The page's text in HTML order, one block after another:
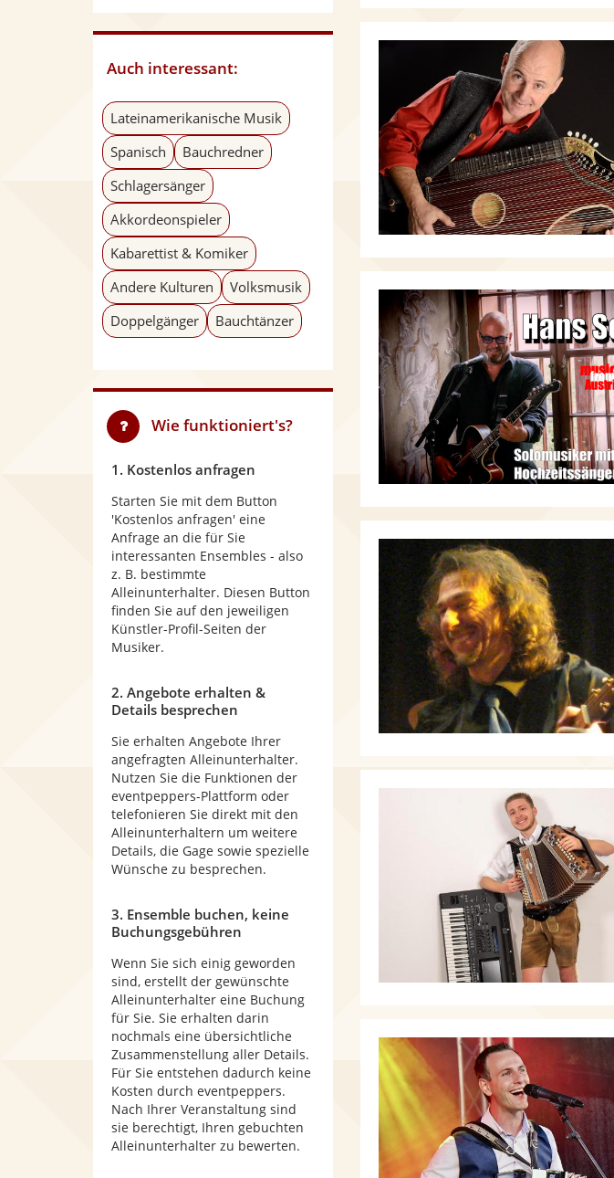
Auch interessant:
Lateinamerikanische Musik
Spanisch
Bauchredner
Schlagersänger
Akkordeonspieler
Kabarettist & Komiker
Andere Kulturen
Volksmusik
Doppelgänger
Bauchtänzer
Wie funktioniert's?
1. Kostenlos anfragen
Starten Sie mit dem Button
'Kostenlos anfragen' eine
Anfrage an die für Sie
interessanten Ensembles - also
z. B. bestimmte
Alleinunterhalter. Diesen Button
finden Sie auf den jeweiligen
Künstler-Profil-Seiten der
Musiker.
2. Angebote erhalten &
Details besprechen
Sie erhalten Angebote Ihrer
angefragten Alleinunterhalter.
Nutzen Sie die Funktionen der
eventpeppers-Plattform oder
telefonieren Sie direkt mit den
Alleinunterhaltern um weitere
Details, die Gage sowie spezielle
Wünsche zu besprechen.
3. Ensemble buchen, keine
Buchungsgebühren
Wenn Sie sich einig geworden
sind, erstellt der gewünschte
Alleinunterhalter eine Buchung
für Sie. Sie erhalten darin
nochmals eine übersichtliche
Zusammenstellung aller Details.
Für Sie entstehen dadurch keine
Kosten durch eventpeppers.
Nach Ihrer Veranstaltung sind
sie berechtigt, Ihren gebuchten
Alleinunterhalter zu bewerten.